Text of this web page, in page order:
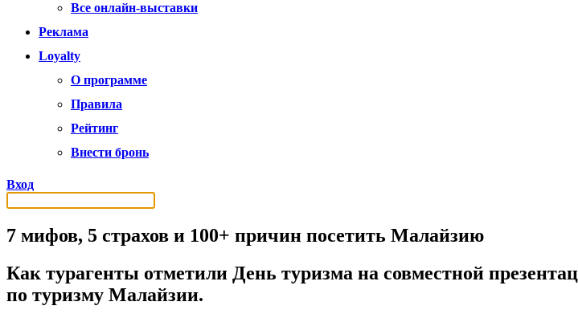
Все онлайн-выставки
Реклама
Loyalty
О программе
Правила
Рейтинг
Внести бронь
Вход
7 мифов, 5 страхов и 100+ причин посетить Малайзию
Как турагенты отметили День туризма на совместной
по туризму Малайзии.